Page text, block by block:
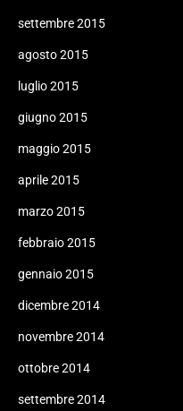
settembre 2015
agosto 2015
luglio 2015
giugno 2015
maggio 2015
aprile 2015
marzo 2015
febbraio 2015
gennaio 2015
dicembre 2014
novembre 2014
ottobre 2014
settembre 2014